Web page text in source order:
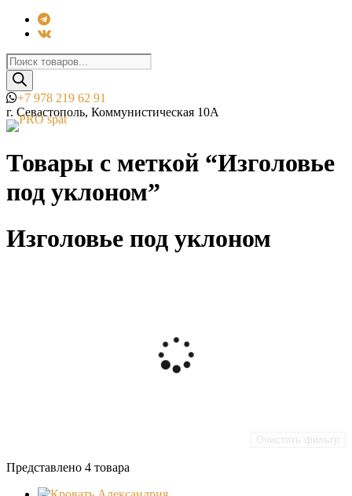
Поиск
товаров
+7 978 219 62 91
г. Севастополь, Коммунистическая 10А
Товары с меткой “Изголовье
под уклоном”
Изголовье под уклоном
Представлено 4 товара